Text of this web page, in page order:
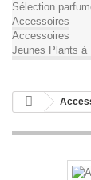
Sélection
Accessoires
Accessoires
Jeunes Plants à